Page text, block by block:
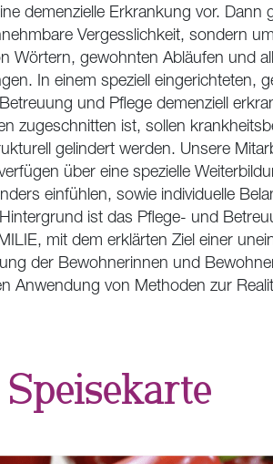
demenzielle Erkrankung vor. Dann
Vergesslichkeit, sondern
Wörtern, gewohnten Abläufen und
In einem speziell eingerichteten,
und Pflege demenziell
zugeschnitten ist, sollen
gelindert werden. Unsere
über eine spezielle
einfühlen, sowie individuelle
ist das Pflege- und
, mit dem erklärten Ziel einer
der Bewohnerinnen und
Anwendung von Methoden zur